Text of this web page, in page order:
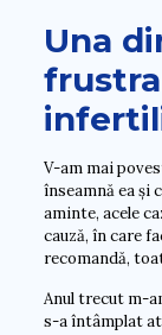
Una
V-am mai
înseamnă ea și
aminte, acele
cauză, în care
recomandă,
Anul trecut m-
s-a întâmplat